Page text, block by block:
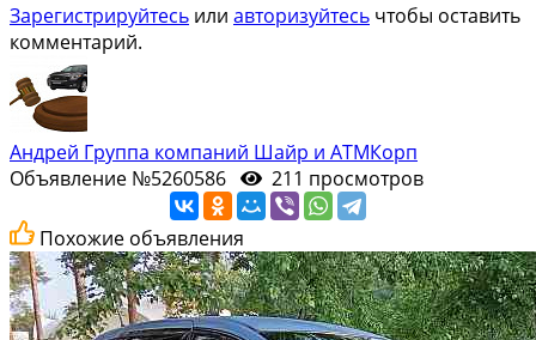
Зарегистрируйтесь или авторизуйтесь чтобы оставить
комментарий.
Андрей Группа компаний Шайр и АТМКорп
Объявление №5260586
211 просмотров
Похожие объявления